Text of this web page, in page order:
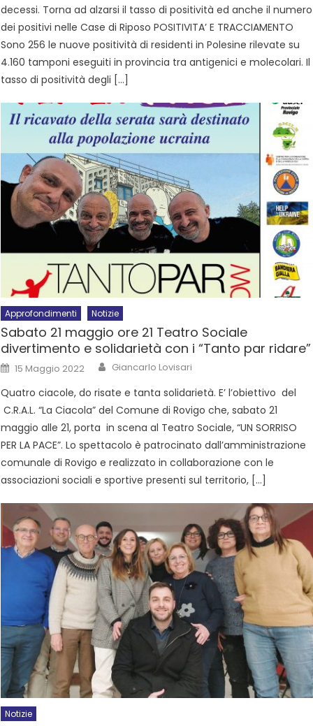
decessi. Torna ad alzarsi il tasso di positività ed anche il numero
dei positivi nelle Case di Riposo POSITIVITA’ E TRACCIAMENTO
Sono 256 le nuove positività di residenti in Polesine rilevate su
4.160 tamponi eseguiti in provincia tra antigenici e molecolari. Il
tasso di positività degli […]
Approfondimenti Notizie
Sabato 21 maggio ore 21 Teatro Sociale
divertimento e solidarietà con i “Tanto par ridare”
15 Maggio 2022 Giancarlo Lovisari
Quatro ciacole, do risate e tanta solidarietà. E’ l’obiettivo del
C.R.A.L. “La Ciacola” del Comune di Rovigo che, sabato 21
maggio alle 21, porta in scena al Teatro Sociale, “UN SORRISO
PER LA PACE”. Lo spettacolo è patrocinato dall’amministrazione
comunale di Rovigo e realizzato in collaborazione con le
associazioni sociali e sportive presenti sul territorio, […]
Notizie